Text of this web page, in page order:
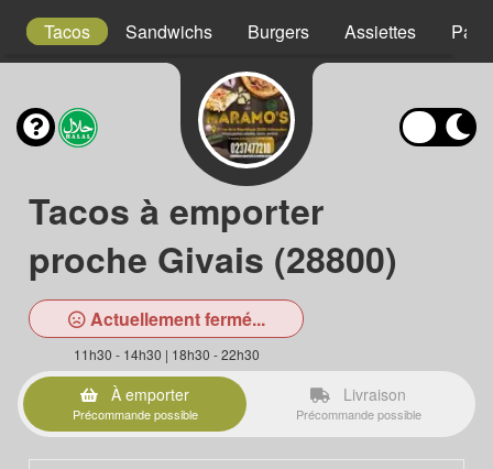
Tacos Sandwichs Burgers Assiettes
Tacos à emporter
proche Givais (28800)
Actuellement fermé...
11h30 - 14h30 | 18h30 - 22h30
À emporter
Précommande possible
Livraison
Précommande possible